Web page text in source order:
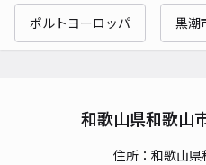
ポルトヨーロッパ 黒潮
和歌山県和歌山
住所：和歌山県